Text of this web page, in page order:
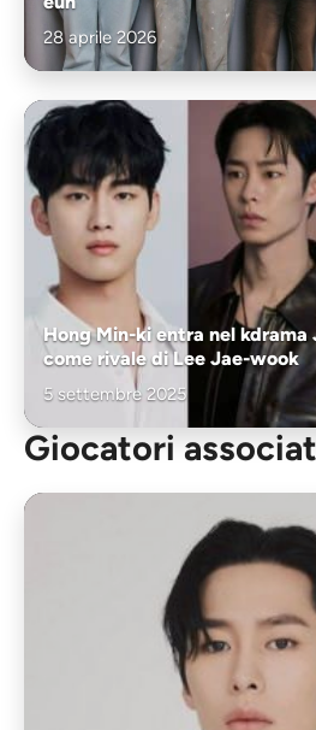
28 aprile 2026
Hong Min-ki entra nel kdrama
come rivale di Lee Jae-wook
5 settembre 2025
Giocatori